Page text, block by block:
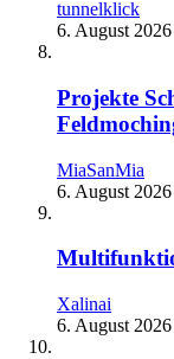
tunnelklick
6. August
Projekte
MiaSanMia
6. August
Xalinai
6. August